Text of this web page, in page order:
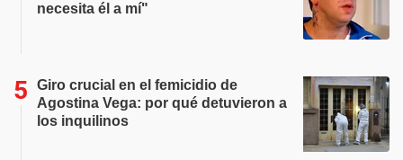
necesita él a mí"
Giro crucial en el femicidio de
Agostina Vega: por qué detuvieron a
los inquilinos